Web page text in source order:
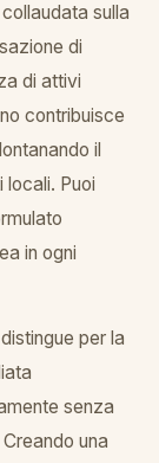
sulla
di
di attivi
contribuisce
il
Puoi
in ogni
per la
senza
una